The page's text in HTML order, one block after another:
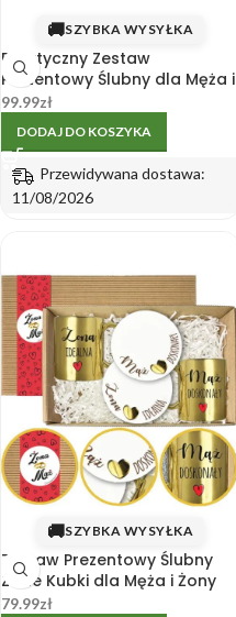
🚚SZYBKA WYSYŁKA
Praktyczny Zestaw
Prezentowy Ślubny dla Męża i
Żony z Kubkami i Ręcznikami
99.99zł
DODAJ DO KOSZYKA
Przewidywana dostawa:
11/08/2026
🚚SZYBKA WYSYŁKA
Zestaw Prezentowy Ślubny
Złote Kubki dla Męża i Żony
Podkładki
79.99zł